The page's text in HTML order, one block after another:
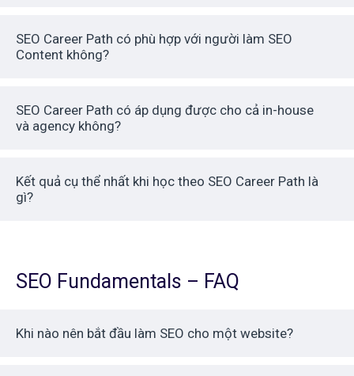
SEO Career Path có phù hợp với người làm SEO
Content không?
SEO Career Path có áp dụng được cho cả in-house
và agency không?
Kết quả cụ thể nhất khi học theo SEO Career Path là
gì?
SEO Fundamentals – FAQ
Khi nào nên bắt đầu làm SEO cho một website?